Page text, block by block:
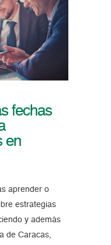
fechas
en
aprender o
estrategias
y además
de Caracas,